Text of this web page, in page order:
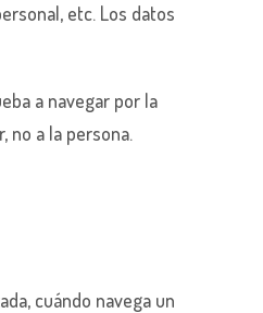
etc. Los datos
a navegar por la
no a la persona.
cuándo navega un